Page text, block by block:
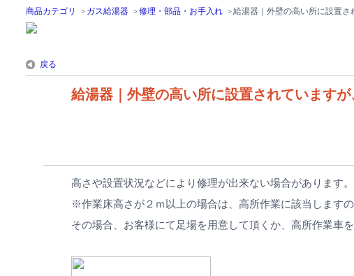
商品カテゴリ > ガス給湯器 >修理・部品・お手入れ >給湯器｜外壁の高い所に設置さ
戻る
給湯器｜外壁の高い所に設置されています
高さや設置状況などにより修理が出来ない場合があります。
※作業床高さが２ｍ以上の場合は、高所作業に該当します
その場合、お客様にて足場を用意して頂くか、高所作業車